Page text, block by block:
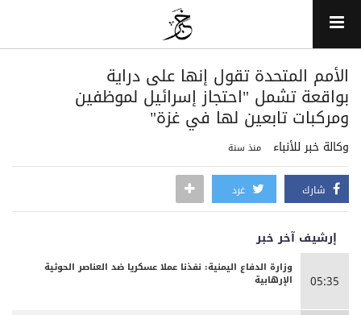
الأمم المتحدة تقول إنها على دراية
بواقعة تشمل "احتجاز إسرائيل لموظفين
ومركبات تابعين لها في غزة"
وكالة خبر للأنباء منذ سنة
شارك غرد
إرشيف آخر خبر
05:35
وزارة الدفاع اليمنية: نفذنا عملا عسكريا ضد العناصر الحوثية
الإرهابية